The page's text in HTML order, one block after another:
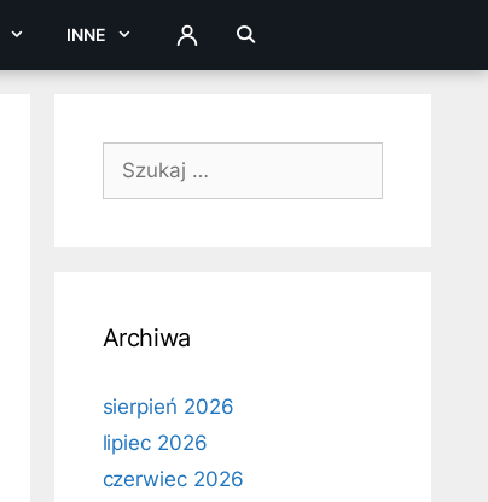
INNE ZALOGUJ
Szukaj:
Archiwa
sierpień 2026
lipiec 2026
czerwiec 2026